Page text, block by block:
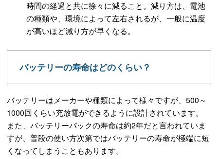
時間の経過と共に徐々に減ること。減り方は、電池
の種類や、環境によって左右されるが、一般に温度
が高いほど減り方が早くなる。
バッテリーの寿命はどのくらい？
バッテリーはメーカーや種類によって様々ですが、500～
1000回くらい充放電ができるように設計されています。
また、バッテリーパックの寿命は約2年だと言われていま
すが、普段の使い方次第ではバッテリーの寿命が極端に短
くなってしまうこともあります。